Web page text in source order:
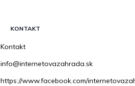
KONTAKT
Kontakt
info@internetovazahrada.sk
https://www.facebook.com/